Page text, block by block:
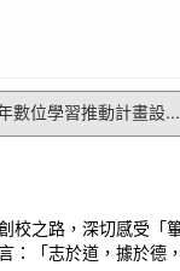
數位學習推動計畫設...
校之路，深切感受
「志於道，據於德